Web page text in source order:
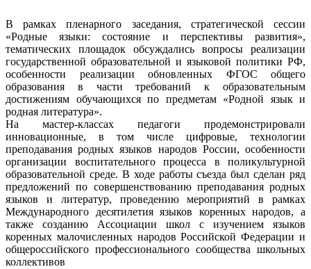
В рамках пленарного заседания, стратегической сессии
«Родные языки: состояние и перспективы развития»,
тематических площадок обсуждались вопросы реализации
государственной образовательной и языковой политики РФ,
особенности реализации обновленных ФГОС общего
образования в части требований к образовательным
достижениям обучающихся по предметам «Родной язык и
родная литература».
На мастер-классах педагоги продемонстрировали
инновационные, в том числе цифровые, технологии
преподавания родных языков народов России, особенности
организации воспитательного процесса в поликультурной
образовательной среде. В ходе работы съезда был сделан ряд
предложений по совершенствованию преподавания родных
языков и литератур, проведению мероприятий в рамках
Международного десятилетия языков коренных народов, а
также созданию Ассоциации школ с изучением языков
коренных малочисленных народов Российской Федерации и
общероссийского профессионального сообщества школьных
коллективов